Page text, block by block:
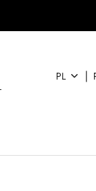
PL |